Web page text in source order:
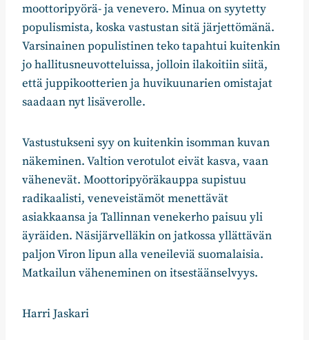
moottoripyörä- ja venevero. Minua on syytetty
populismista, koska vastustan sitä järjettömänä.
Varsinainen populistinen teko tapahtui kuitenkin
jo hallitusneuvotteluissa, jolloin ilakoitiin siitä,
että juppikootterien ja huvikuunarien omistajat
saadaan nyt lisäverolle.
Vastustukseni syy on kuitenkin isomman kuvan
näkeminen. Valtion verotulot eivät kasva, vaan
vähenevät. Moottoripyöräkauppa supistuu
radikaalisti, veneveistämöt menettävät
asiakkaansa ja Tallinnan venekerho paisuu yli
äyräiden. Näsijärvelläkin on jatkossa yllättävän
paljon Viron lipun alla veneileviä suomalaisia.
Matkailun väheneminen on itsestäänselvyys.
Harri Jaskari